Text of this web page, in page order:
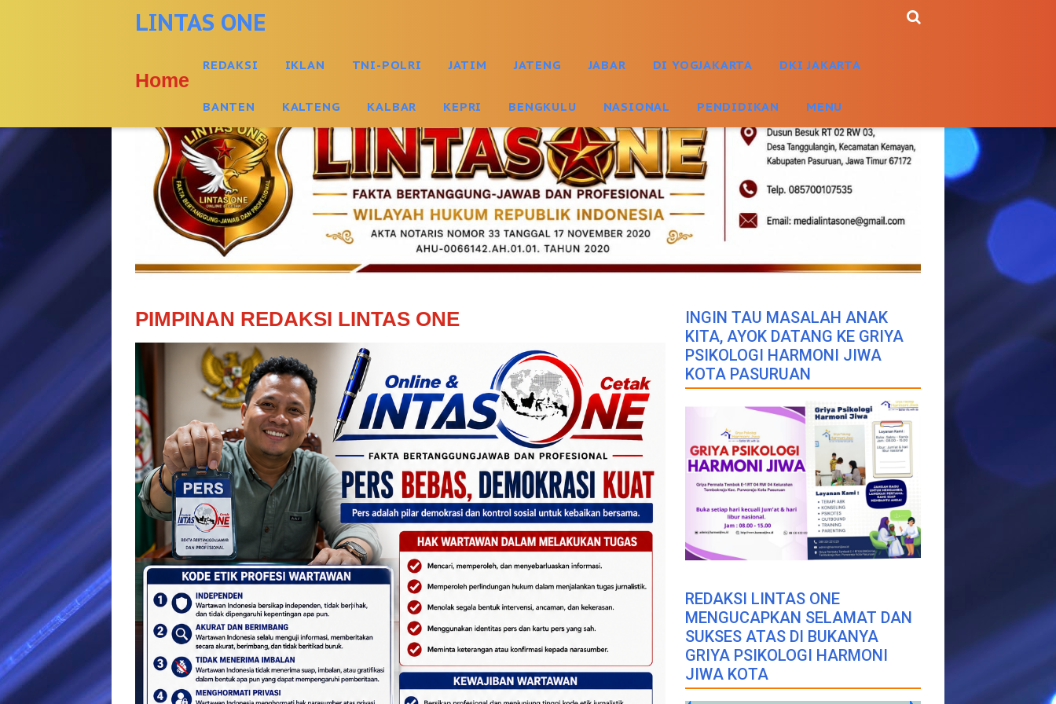
LINTAS ONE
Home
REDAKSI IKLAN TNI-POLRI JATIM JATENG JABAR DI YOGJAKARTA DKI JAKARTA
BANTEN KALTENG KALBAR KEPRI BENGKULU NASIONAL PENDIDIKAN MENU
PIMPINAN REDAKSI LINTAS ONE
INGIN TAU MASALAH ANAK
KITA, AYOK DATANG KE GRIYA
PSIKOLOGI HARMONI JIWA
KOTA PASURUAN
REDAKSI LINTAS ONE
MENGUCAPKAN SELAMAT DAN
SUKSES ATAS DI BUKANYA
GRIYA PSIKOLOGI HARMONI
JIWA KOTA